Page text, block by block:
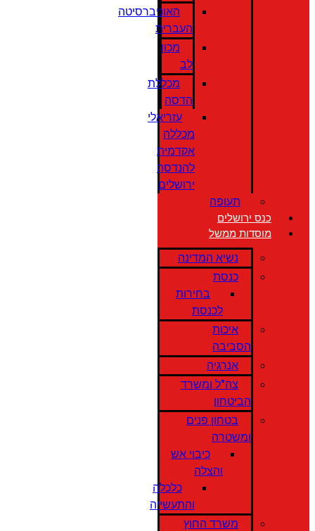
האוניברסיטה
העברית
מכון
לב
מכללת
הדסה
עזריאלי
מכללה
אקדמית
להנדסה
ירושלים
תעופה
כנס ירושלים
מוסדות ממשל
נשיא המדינה
כנסת
בחירות
לכנסת
איכות
הסביבה
אנרגיה
צה"ל ומשרד
הביטחון
בטחון פנים
ומשטרה
כיבוי אש
והצלה
כלכלה
והתעשייה
משרד החוץ